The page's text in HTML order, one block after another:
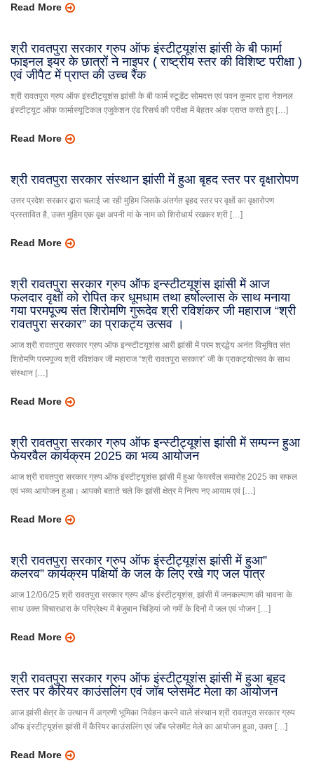
Read More
श्री रावतपुरा सरकार ग्रुप ऑफ इंस्टीट्यूशंस झांसी के बी फार्मा
फाइनल इयर के छात्रों ने नाइपर ( राष्ट्रीय स्तर की विशिष्ट परीक्षा )
एवं जीपैट में प्राप्त की उच्च रैंक
श्री रावतपुरा ग्रुप ऑफ इंस्टीट्यूशंस झांसी के बी फार्म स्टूडेंट सोमदत्त एवं पवन कुमार द्वारा नेशनल
इंस्टीट्यूट ऑफ फार्मास्यूटिकल एजुकेशन एंड रिसर्च की परीक्षा में बेहतर अंक प्राप्त करते हुए […]
Read More
श्री रावतपुरा सरकार संस्थान झांसी में हुआ बृहद स्तर पर वृक्षारोपण
उत्तर प्रदेश सरकार द्वारा चलाई जा रही मुहिम जिसके अंतर्गत बृहद स्तर पर वृक्षों का वृक्षारोपण
प्रस्तावित है, उक्त मुहिम एक वृक्ष अपनी मां के नाम को शिरोधार्य रखकर श्री […]
Read More
श्री रावतपुरा सरकार ग्रुप ऑफ इन्स्टीटयूशंस झांसी में आज
फलदार वृक्षों को रोपित कर धूमधाम तथा हर्षोल्लास के साथ मनाया
गया परमपूज्य संत शिरोमणि गुरूदेव श्री रविशंकर जी महाराज “श्री
रावतपुरा सरकार” का प्राकट्य उत्सव ।
आज श्री रावतपुरा सरकार ग्रुप ऑफ इन्स्टीटयूशंस आरी झांसी में परम श्रद्धेय अनंत विभूषित संत
शिरोमणि परमपूज्य श्री रविशंकर जी महाराज “श्री रावतपुरा सरकार” जी के प्राकट्योत्सव के साथ
संस्थान […]
Read More
श्री रावतपुरा सरकार ग्रुप ऑफ इन्स्टीट्यूशंस झांसी में सम्पन्न हुआ
फेयरवैल कार्यक्रम 2025 का भव्य आयोजन
आज श्री रावतपुरा सरकार ग्रुप ऑफ इंस्टीट्यूशंस झांसी में हुआ फेयरवैल समारोह 2025 का सफल
एवं भव्य आयोजन हुआ। आपको बताते चले कि झांसी क्षेत्र मे नित्य नए आयाम एवं […]
Read More
श्री रावतपुरा सरकार ग्रुप ऑफ इंस्टीट्यूशंस झांसी में हुआ”
कलरव” कार्यक्रम पक्षियों के जल के लिए रखे गए जल पात्र
आज 12/06/25 श्री रावतपुरा सरकार ग्रुप ऑफ इंस्टीट्यूशंस, झांसी में जनकल्याण की भावना के
साथ उक्त विचारधारा के परिप्रेक्ष्य में बेजुबान चिड़ियां जो गर्मी के दिनों में जल एवं भोजन […]
Read More
श्री रावतपुरा सरकार ग्रुप ऑफ इंस्टीट्यूशंस झांसी में हुआ बृहद
स्तर पर कैरियर काउंसलिंग एवं जॉब प्लेसमेंट मेला का आयोजन
आज झांसी क्षेत्र के उत्थान में अग्रणी भूमिका निर्वहन करने वाले संस्थान श्री रावतपुरा सरकार ग्रुप
ऑफ इंस्टीट्यूशंस झांसी में कैरियर काउंसलिंग एवं जॉब प्लेसमेंट मेले का आयोजन हुआ, उक्त […]
Read More